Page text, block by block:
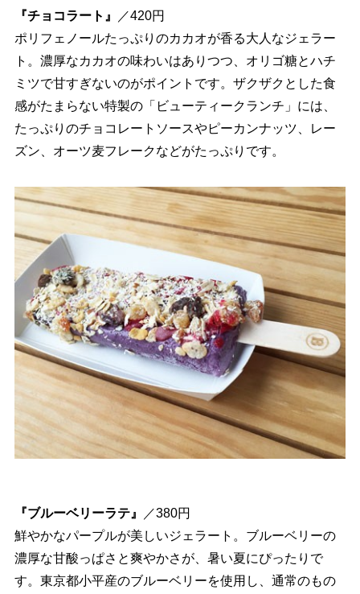
『チョコラート』
／420円
ポリフェノールたっぷりのカカオが香る大人なジェラー
ト。濃厚なカカオの味わいはありつつ、オリゴ糖とハチ
ミツで甘すぎないのがポイントです。ザクザクとした食
感がたまらない特製の「ビューティークランチ」には、
たっぷりのチョコレートソースやピーカンナッツ、レー
ズン、オーツ麦フレークなどがたっぷりです。
『ブルーベリーラテ』
／380円
鮮やかなパープルが美しいジェラート。ブルーベリーの
濃厚な甘酸っぱさと爽やかさが、暑い夏にぴったりで
す。東京都小平産のブルーベリーを使用し、通常のもの